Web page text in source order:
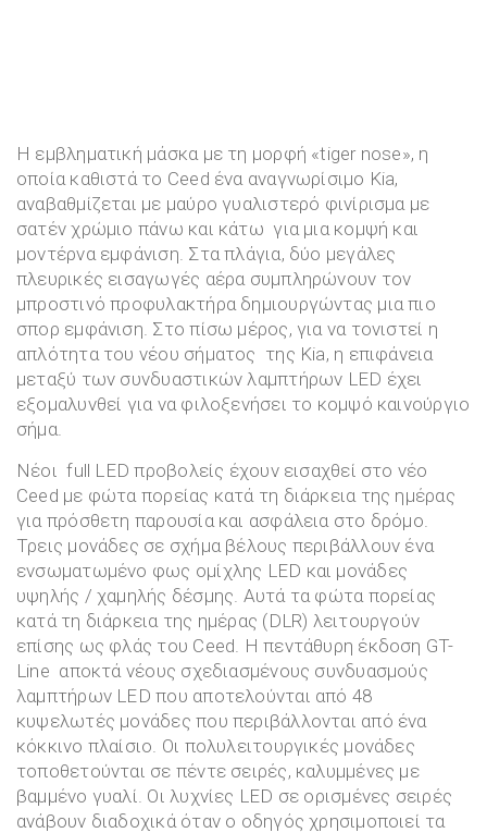
Η εμβληματική μάσκα με τη μορφή «tiger nose», η
οποία καθιστά το Ceed ένα αναγνωρίσιμο Kia,
αναβαθμίζεται με μαύρο γυαλιστερό φινίρισμα με
σατέν χρώμιο πάνω και κάτω για μια κομψή και
μοντέρνα εμφάνιση. Στα πλάγια, δύο μεγάλες
πλευρικές εισαγωγές αέρα συμπληρώνουν τον
μπροστινό προφυλακτήρα δημιουργώντας μια πιο
σπορ εμφάνιση. Στο πίσω μέρος, για να τονιστεί η
απλότητα του νέου σήματος της Kia, η επιφάνεια
μεταξύ των συνδυαστικών λαμπτήρων LED έχει
εξομαλυνθεί για να φιλοξενήσει το κομψό καινούργιο
σήμα.
Νέοι full LED προβολείς έχουν εισαχθεί στο νέο
Ceed με φώτα πορείας κατά τη διάρκεια της ημέρας
για πρόσθετη παρουσία και ασφάλεια στο δρόμο.
Τρεις μονάδες σε σχήμα βέλους περιβάλλουν ένα
ενσωματωμένο φως ομίχλης LED και μονάδες
υψηλής / χαμηλής δέσμης. Αυτά τα φώτα πορείας
κατά τη διάρκεια της ημέρας (DLR) λειτουργούν
επίσης ως φλάς του Ceed. Η πεντάθυρη έκδοση GT-
Line αποκτά νέους σχεδιασμένους συνδυασμούς
λαμπτήρων LED που αποτελούνται από 48
κυψελωτές μονάδες που περιβάλλονται από ένα
κόκκινο πλαίσιο. Οι πολυλειτουργικές μονάδες
τοποθετούνται σε πέντε σειρές, καλυμμένες με
βαμμένο γυαλί. Οι λυχνίες LED σε ορισμένες σειρές
ανάβουν διαδοχικά όταν ο οδηγός χρησιμοποιεί τα